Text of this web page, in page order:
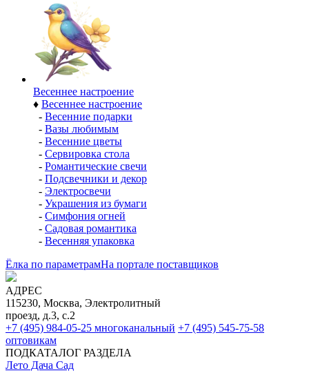
Весеннее настроение
♦ Весеннее настроение
- Весенние подарки
- Вазы любимым
- Весенние цветы
- Сервировка стола
- Романтические свечи
- Подсвечники и декор
- Электросвечи
- Украшения из бумаги
- Симфония огней
- Садовая романтика
- Весенняя упаковка
Ёлка по параметрамНа портале поставщиков
АДРЕС
115230, Москва, Электролитный
проезд, д.3, с.2
+7 (495) 984-05-25 многоканальный +7 (495) 545-75-58
оптовикам
ПОДКАТАЛОГ РАЗДЕЛА
Лето Дача Сад